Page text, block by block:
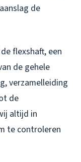
de
flexshaft, een
de gehele
verzamelleiding
de
altijd in
te controleren